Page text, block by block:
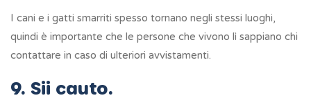
I cani e i gatti smarriti spesso tornano negli stessi luoghi,
quindi è importante che le persone che vivono lì sappiano chi
contattare in caso di ulteriori avvistamenti.
9. Sii cauto.